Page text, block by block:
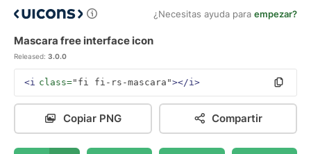
¿Necesitas ayuda para empezar?
Mascara free interface icon
Released: 3.0.0
<i class="fi fi-rs-mascara"></i>
Copiar PNG Compartir